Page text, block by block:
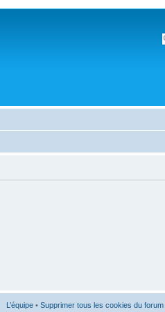
L’équipe • Supprimer tous les cookies du forum